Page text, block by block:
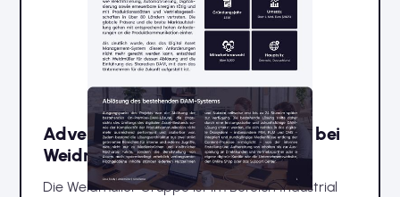
Advellence führt Sharedien DAM bei
Weidmüller ein
Die Weidmüller Gruppe ist im Bereich Industrial